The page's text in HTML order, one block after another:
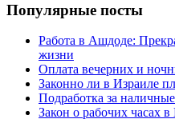
Популярные посты
Работа в Ашдоде:
жизни
Оплата вечерних и
Законно ли в Израиле
Подработка за
Закон о рабочих часах в